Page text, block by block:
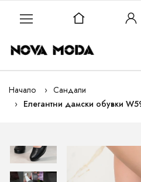
Начало
Сандали
Елегантни дамски обувки